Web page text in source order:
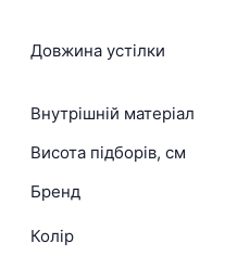
Довжина устілки
Внутрішній матеріал
Висота підборів, см
Бренд
Колір